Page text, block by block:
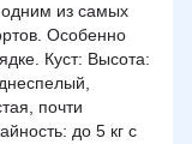
одним из самых
Особенно
Куст: Высота:
почти
до 5 кг с